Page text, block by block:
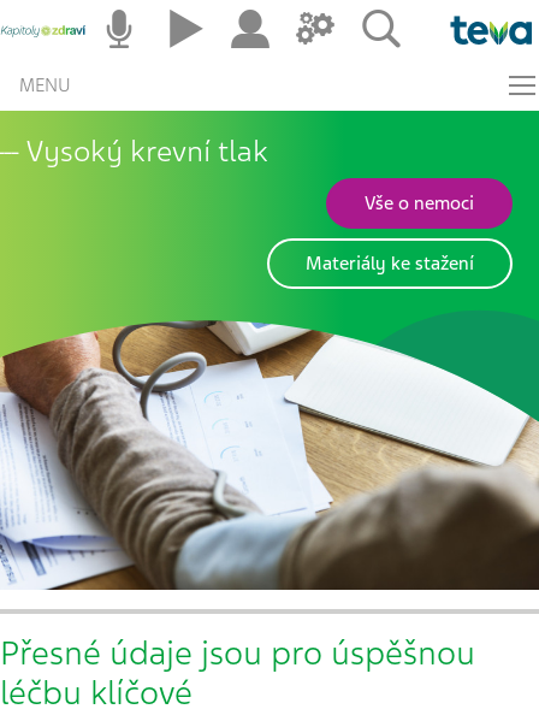
MENU
Vysoký krevní tlak
Vše o nemoci
Materiály ke stažení
Přesné údaje jsou pro úspěšnou
léčbu klíčové